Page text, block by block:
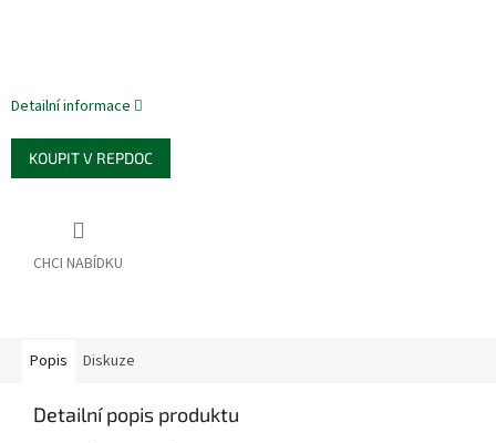
Detailní informace
KOUPIT V REPDOC
Popis Diskuze
Detailní popis produktu